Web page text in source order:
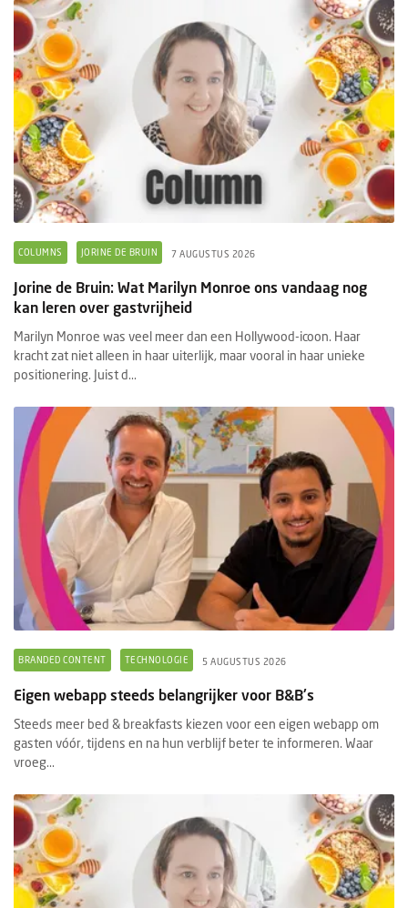
COLUMNS JORINE DE BRUIN 7 AUGUSTUS 2026
Jorine de Bruin: Wat Marilyn Monroe ons vandaag nog
kan leren over gastvrijheid
Marilyn Monroe was veel meer dan een Hollywood-icoon. Haar
kracht zat niet alleen in haar uiterlijk, maar vooral in haar unieke
positionering. Juist d...
BRANDED CONTENT TECHNOLOGIE 5 AUGUSTUS 2026
Eigen webapp steeds belangrijker voor B&B's
Steeds meer bed & breakfasts kiezen voor een eigen webapp om
gasten vóór, tijdens en na hun verblijf beter te informeren. Waar
vroeg...